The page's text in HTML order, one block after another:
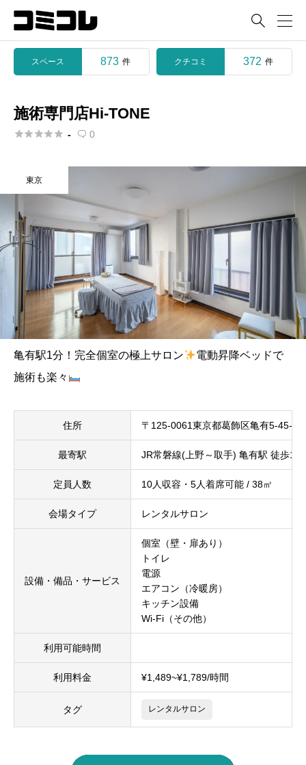

スペース 873 件 クチコミ 372 件
施術専門店Hi-TONE
 -  0
東京
亀有駅1分！完全個室の極上サロン
電動昇降ベッドで
施術も楽々
住所 〒125-0061東京都葛飾区亀有5-45-8
最寄駅 JR常磐線(上野～取手) 亀有駅 徒歩1分
定員人数 10人収容・5人着席可能 / 38㎡
会場タイプ レンタルサロン
設備・備品・サービス
個室（壁・扉あり）
トイレ
電源
エアコン（冷暖房）
キッチン設備
Wi-Fi（その他）
利用可能時間
利用料金 ¥1,489~¥1,789/時間
タグ レンタルサロン